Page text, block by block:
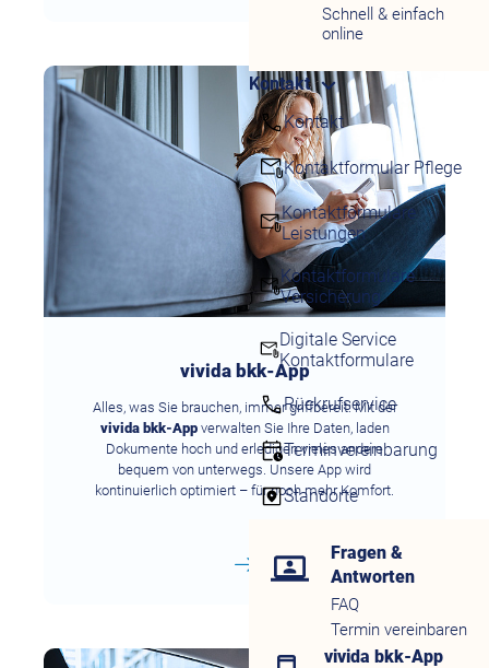
Schnell & einfach
online
Kontakt
Kontakt
Kontaktformular Pflege
Kontaktformulare
Leistungen
Kontaktformulare
Versicherung
Digitale Service
Kontaktformulare
Rückrufservice
Terminvereinbarung
Standorte
Fragen &
Antworten
FAQ
Termin vereinbaren
vivida bkk-App
vivida bkk-App
Alles, was Sie brauchen, immer griffbereit: Mit der
vivida bkk-Appverwalten Sie Ihre Daten, laden
Dokumente hoch und erledigen vieles andere
bequem von unterwegs. Unsere App wird
kontinuierlich optimiert – für noch mehr Komfort.